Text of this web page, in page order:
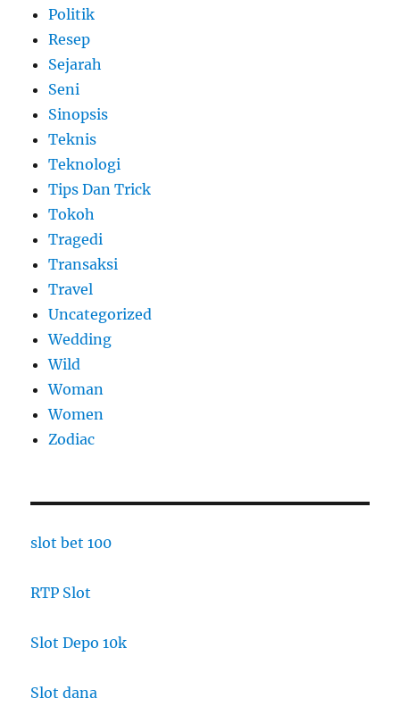
Politik
Resep
Sejarah
Seni
Sinopsis
Teknis
Teknologi
Tips Dan Trick
Tokoh
Tragedi
Transaksi
Travel
Uncategorized
Wedding
Wild
Woman
Women
Zodiac
slot bet 100
RTP Slot
Slot Depo 10k
Slot dana